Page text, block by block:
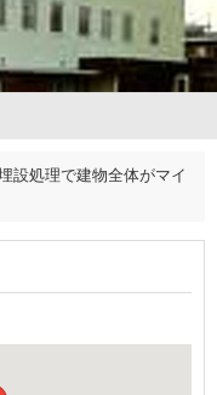
設処理で建物全体がマイ